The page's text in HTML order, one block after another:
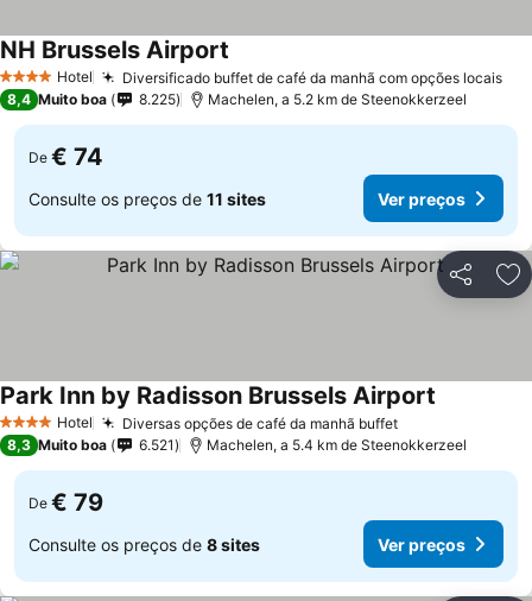
4 EstrelasHotel Diversificado buffet de café da manhã com opções locais
NH Brussels Airport
8,4 Muito boa 8.225 Machelen, a 5.2 km de Steenokkerzeel
De € 74
Consulte os preços de 11 sites Ver preços
Partilhar
4 EstrelasHotel Diversas opções de café da manhã buffet
Park Inn by Radisson Brussels Airport
8,3 Muito boa 6.521 Machelen, a 5.4 km de Steenokkerzeel
De € 79
Consulte os preços de 8 sites Ver preços